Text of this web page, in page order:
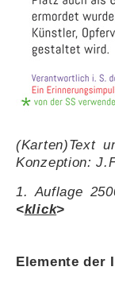
(Karten)Text
Konzeption:
1. Auflage
<klick>
Elemente der